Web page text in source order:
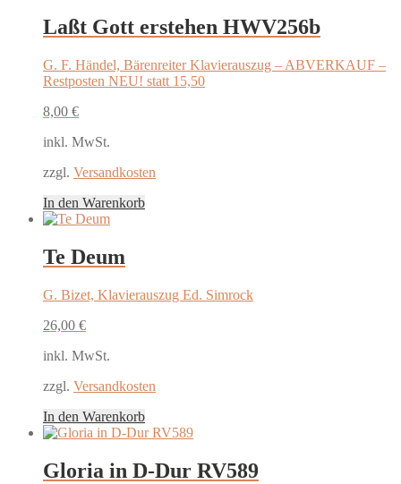
Laßt Gott erstehen HWV256b
G. F. Händel, Bärenreiter Klavierauszug – ABVERKAUF –
Restposten NEU! statt 15,50
8,00 €
inkl. MwSt.
zzgl. Versandkosten
In den Warenkorb
Te Deum
G. Bizet, Klavierauszug Ed. Simrock
26,00 €
inkl. MwSt.
zzgl. Versandkosten
In den Warenkorb
Gloria in D-Dur RV589